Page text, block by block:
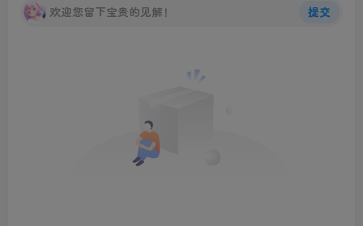
欢迎您留下宝贵的见解！ 提交